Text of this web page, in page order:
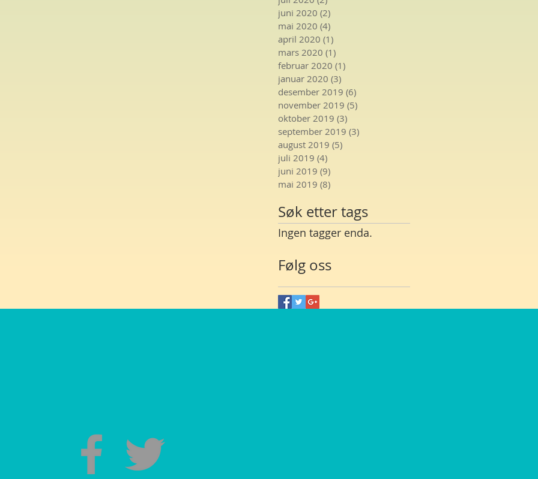
juni 2020 (2)
mai 2020 (4)
april 2020 (1)
mars 2020 (1)
februar 2020 (1)
januar 2020 (3)
desember 2019 (6)
november 2019 (5)
oktober 2019 (3)
september 2019 (3)
august 2019 (5)
juli 2019 (4)
juni 2019 (9)
mai 2019 (8)
Søk etter tags
Ingen tagger enda.
Følg oss